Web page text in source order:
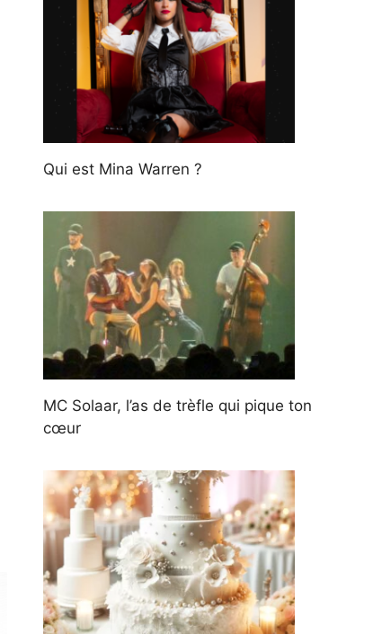
Qui est Mina Warren ?
MC Solaar, l’as de trèfle qui pique ton
cœur